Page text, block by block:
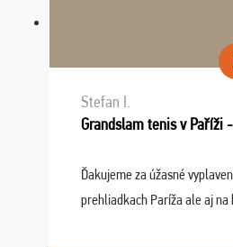
Stefan I.
Grandslam tenis v Paříži -
Ďakujeme za úžasné
prehliadkach Paríža ale aj